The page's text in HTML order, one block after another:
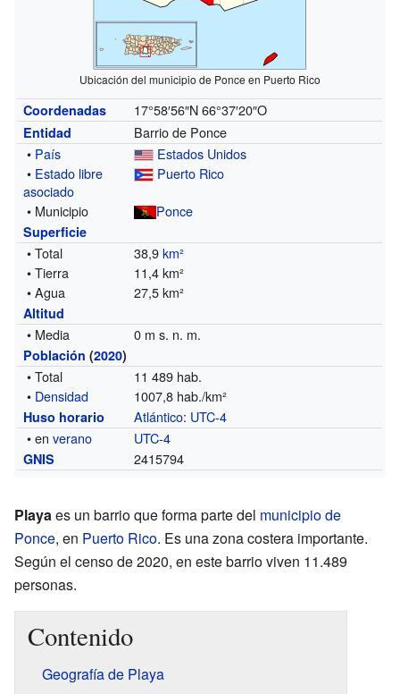
Ubicación del municipio de Ponce en Puerto Rico
Coordenadas 17°58′56″N 66°37′20″O
Entidad
Barrio de Ponce
• País
Estados Unidos
• Estado libre
asociado
Puerto Rico
• Municipio
Ponce
Superficie
• Total 38,9km²
• Tierra
11,4 km²
• Agua
27,5 km²
Altitud
• Media 0 m s. n. m.
Población (2020)
• Total
11 489 hab.
• Densidad 1007,8 hab./km²
Huso horario Atlántico: UTC-4
• enverano UTC-4
GNIS 2415794
Playaes un barrio que forma parte del municipio de
Ponce, en Puerto Rico. Es una zona costera importante.
Según el censo de 2020, en este barrio viven 11.489
personas.
Contenido
Geografía de Playa